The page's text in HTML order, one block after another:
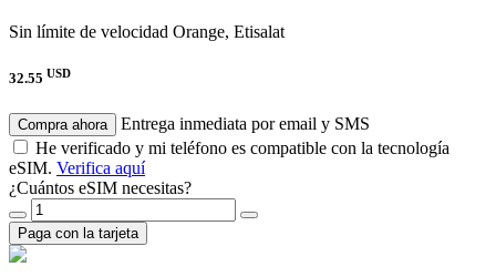
Sin límite de velocidad Orange, Etisalat
32.55 USD
Compra ahora
Entrega inmediata por email y SMS
He verificado y mi teléfono es compatible con la tecnología
eSIM. Verifica aquí
¿Cuántos eSIM necesitas?
Paga con la tarjeta